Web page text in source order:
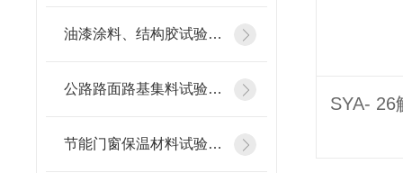
油漆涂料、结构胶试验仪器
公路路面路基集料试验仪器
节能门窗保温材料试验仪器